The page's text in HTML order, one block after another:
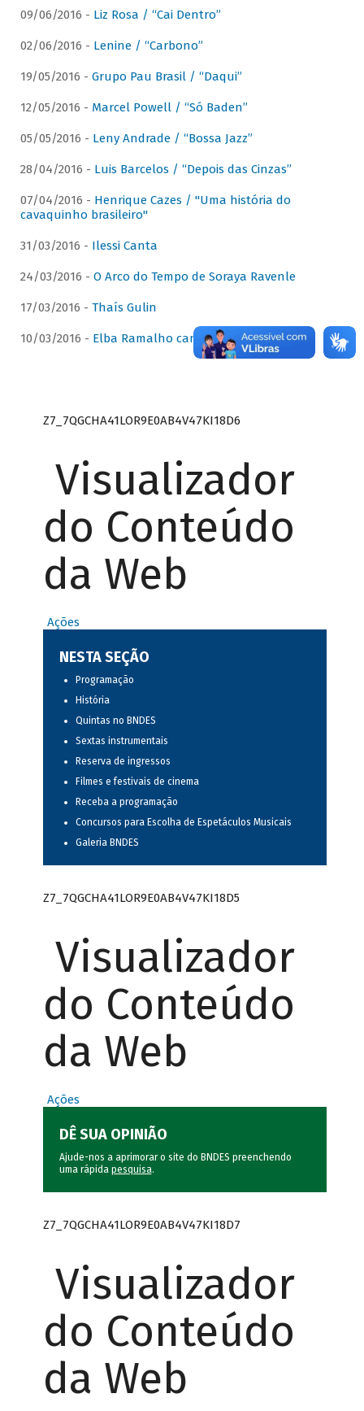
09/06/2016 - Liz Rosa / “Cai Dentro”
02/06/2016 - Lenine / “Carbono”
19/05/2016 - Grupo Pau Brasil / “Daqui”
12/05/2016 - Marcel Powell / “Só Baden”
05/05/2016 - Leny Andrade / “Bossa Jazz”
28/04/2016 - Luis Barcelos / “Depois das Cinzas”
07/04/2016 - Henrique Cazes / "Uma história do
cavaquinho brasileiro"
31/03/2016 - Ilessi Canta
24/03/2016 - O Arco do Tempo de Soraya Ravenle
17/03/2016 - Thaís Gulin
10/03/2016 - Elba Ramalho canta Dominguinhos
Z7_7QGCHA41LOR9E0AB4V47KI18D6
Visualizador
do Conteúdo
da Web
Ações
NESTA SEÇÃO
Programação
História
Quintas no BNDES
Sextas instrumentais
Reserva de ingressos
Filmes e festivais de cinema
Receba a programação
Concursos para Escolha de Espetáculos Musicais
Galeria BNDES
Z7_7QGCHA41LOR9E0AB4V47KI18D5
Visualizador
do Conteúdo
da Web
Ações
DÊ SUA OPINIÃO
Ajude-nos a aprimorar o site do BNDES preenchendo
uma rápida pesquisa.
Z7_7QGCHA41LOR9E0AB4V47KI18D7
Visualizador
do Conteúdo
da Web